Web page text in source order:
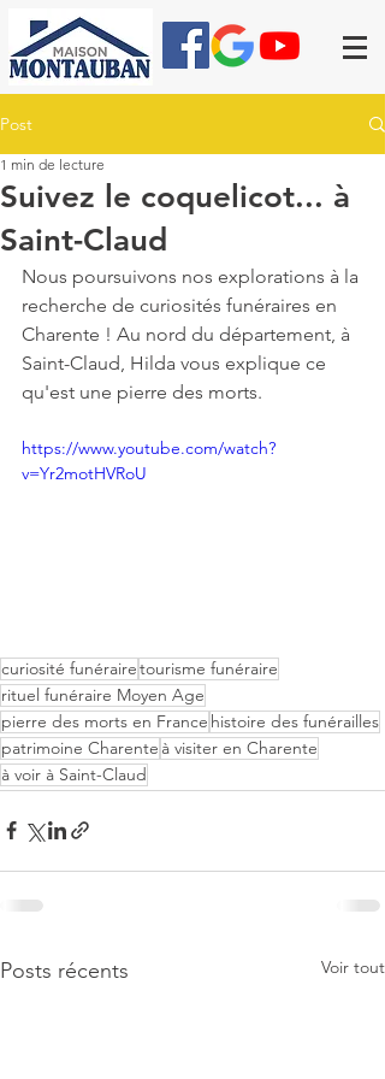
Post
Suivez le coquelicot... à
Saint-Claud
1 min de lecture
Nous poursuivons nos explorations à la
recherche de curiosités funéraires en
Charente ! Au nord du département, à
Saint-Claud, Hilda vous explique ce
qu'est une pierre des morts.
https://www.youtube.com/watch?
v=Yr2motHVRoU
curiosité funérairetourisme funéraire
rituel funéraire Moyen Age
pierre des morts en France histoire des funérailles
patrimoine Charente à visiter en Charente
à voir à Saint-Claud
Posts récents Voir tout